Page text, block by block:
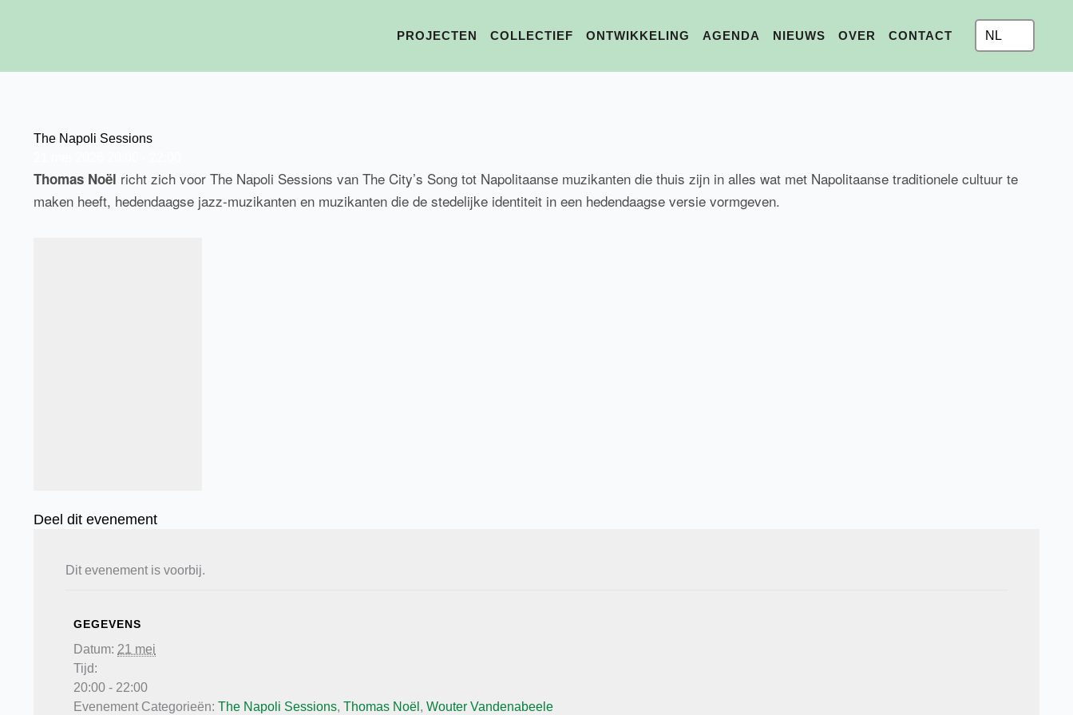
PROJECTEN COLLECTIEF ONTWIKKELING AGENDA NIEUWS OVER CONTACT NL
The Napoli Sessions
Thomas Noël richt zich voor The Napoli Sessions van The City’s Song tot Napolitaanse muzikanten die thuis zijn in alles wat met Napolitaanse traditionele cultuur te
maken heeft, hedendaagse jazz-muzikanten en muzikanten die de stedelijke identiteit in een hedendaagse versie vormgeven.
Deel dit evenement
Dit evenement is voorbij.
GEGEVENS
Datum: 21 mei
Tijd:
20:00 - 22:00
Evenement Categorieën: The Napoli Sessions, Thomas Noël , Wouter Vandenabeele